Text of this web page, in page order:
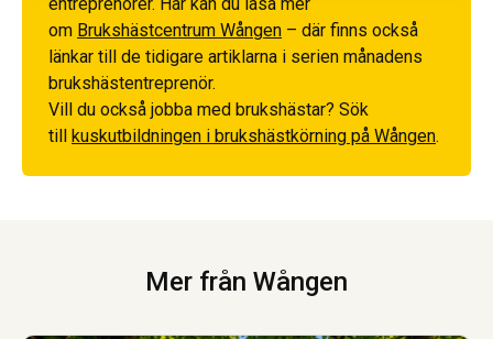
om Brukshästcentrum Wången – där finns också
länkar till de tidigare artiklarna i serien månadens
brukshästentreprenör.
Vill du också jobba med brukshästar? Sök
till kuskutbildningen i brukshästkörning på Wången.
Mer från Wången